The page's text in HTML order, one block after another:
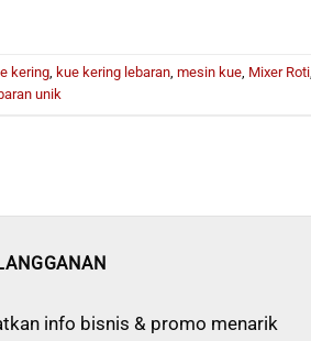
kering, kue kering lebaran, mesin kue, Mixer Roti,
unik
info bisnis & promo menarik